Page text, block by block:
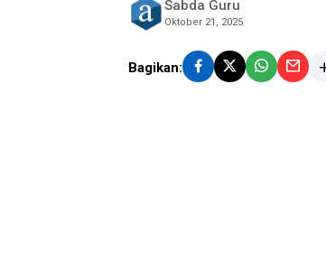
Sabda Guru
Oktober 21, 2025
Bagikan: